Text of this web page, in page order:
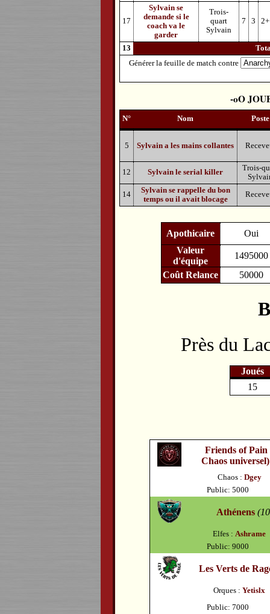
Générer la feuille de match contre
17
Sylvain se
demande si le
coach va le
garder
Trois-
quart
Sylvain
7 3 2+
13
N° Nom Poste
5 Sylvain a les mains collantes
12 Sylvain le serial killer
Trois-
14
Sylvain se rappelle du bon
temps ou il avait blocage
Apothicaire
Oui
Valeur
d'équipe
1495000
Coût Relance
50000
Près du
Joués
15
Friends of Pain
Chaos universel)
Chaos : Dgey
Public: 5000
Athénens
Elfes : Ashrame
Public: 9000
Les Verts de
Orques :Yetislx
Public: 7000